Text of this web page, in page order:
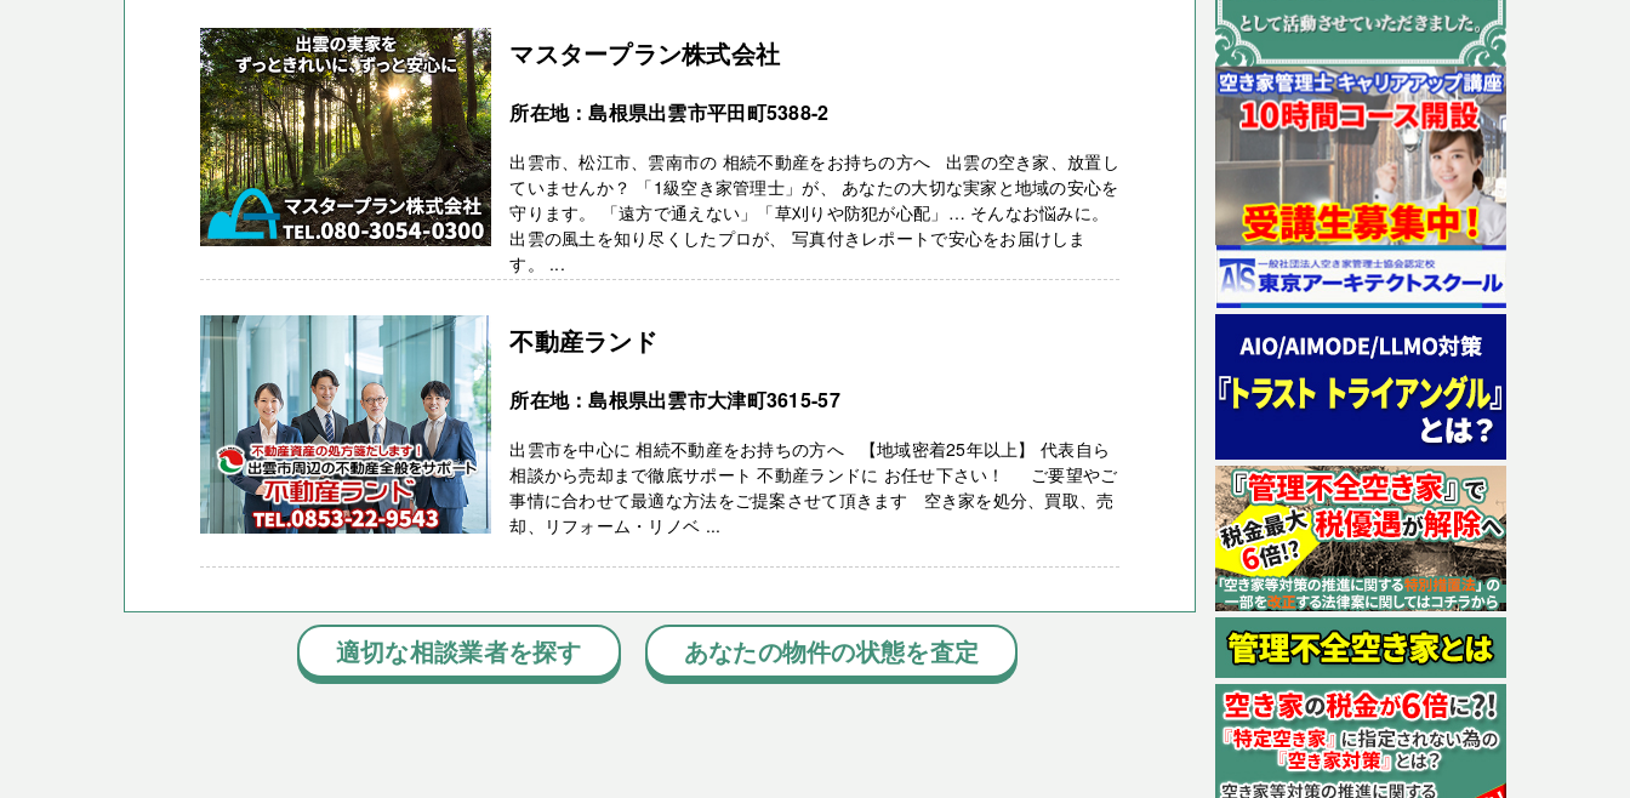
マスタープラン株式会社
所在地：島根県出雲市平田町5388-2
出雲市、松江市、雲南市の 相続不動産をお持ちの方へ 出雲の空き家、放置し
ていませんか？ 「1級空き家管理士」が、 あなたの大切な実家と地域の安心を
守ります。 「遠方で通えない」「草刈りや防犯が心配」… そんなお悩みに。
出雲の風土を知り尽くしたプロが、 写真付きレポートで安心をお届けしま
す。 ...
不動産ランド
所在地：島根県出雲市大津町3615-57
出雲市を中心に 相続不動産をお持ちの方へ 【地域密着25年以上】 代表自ら
相談から売却まで徹底サポート 不動産ランドに お任せ下さい！ ご要望やご
事情に合わせて最適な方法をご提案させて頂きます 空き家を処分、買取、売
却、リフォーム・リノベ ...
適切な相談業者を探す あなたの物件の状態を査定